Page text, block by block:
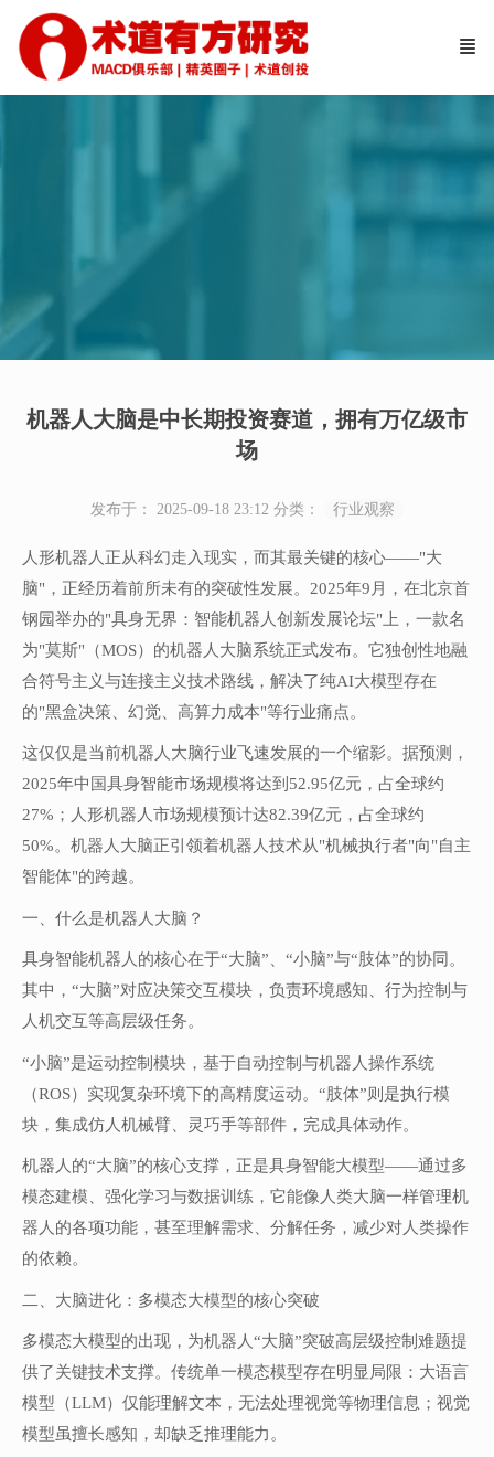
机器人大脑是中长期投资赛道，拥有万亿级市
场
发布于： 2025-09-18 23:12 分类： 行业观察
人形机器人正从科幻走入现实，而其最关键的核心——"大
脑"，正经历着前所未有的突破性发展。2025年9月，在北京首
钢园举办的"具身无界：智能机器人创新发展论坛"上，一款名
为"莫斯"（MOS）的机器人大脑系统正式发布。它独创性地融
合符号主义与连接主义技术路线，解决了纯AI大模型存在
的"黑盒决策、幻觉、高算力成本"等行业痛点。
这仅仅是当前机器人大脑行业飞速发展的一个缩影。据预测，
2025年中国具身智能市场规模将达到52.95亿元，占全球约
27%；人形机器人市场规模预计达82.39亿元，占全球约
50%。机器人大脑正引领着机器人技术从"机械执行者"向"自主
智能体"的跨越。
一、什么是机器人大脑？
具身智能机器人的核心在于“大脑”、“小脑”与“肢体”的协同。
其中，“大脑”对应决策交互模块，负责环境感知、行为控制与
人机交互等高层级任务。
“小脑”是运动控制模块，基于自动控制与机器人操作系统
（ROS）实现复杂环境下的高精度运动。“肢体”则是执行模
块，集成仿人机械臂、灵巧手等部件，完成具体动作。
机器人的“大脑”的核心支撑，正是具身智能大模型——通过多
模态建模、强化学习与数据训练，它能像人类大脑一样管理机
器人的各项功能，甚至理解需求、分解任务，减少对人类操作
的依赖。
二、大脑进化：多模态大模型的核心突破
多模态大模型的出现，为机器人“大脑”突破高层级控制难题提
供了关键技术支撑。传统单一模态模型存在明显局限：大语言
模型（LLM）仅能理解文本，无法处理视觉等物理信息；视觉
模型虽擅长感知，却缺乏推理能力。